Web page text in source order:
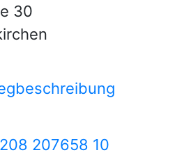
30
207658 10